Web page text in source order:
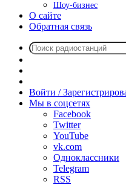
Шоу-бизнес
О сайте
Обратная связь
радио
Войти /
Мы в соцсетях
Facebook
Twitter
YouTube
vk.com
Одноклассники
Telegram
RSS